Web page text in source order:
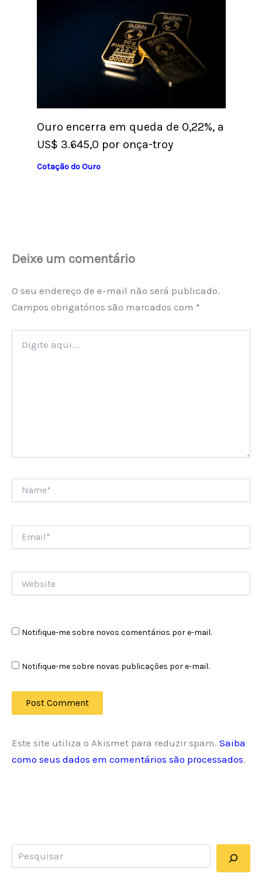
Ouro encerra em queda de 0,22%, a
US$ 3.645,0 por onça-troy
Cotação do Ouro
Deixe um comentário
O seu endereço de e-mail não será publicado.
Campos obrigatórios são marcados com *
aqui...
Notifique-me sobre novos comentários por e-mail.
Notifique-me sobre novas publicações por e-mail.
Este site utiliza o Akismet para reduzir spam. Saiba
como seus dados em comentários são processados.